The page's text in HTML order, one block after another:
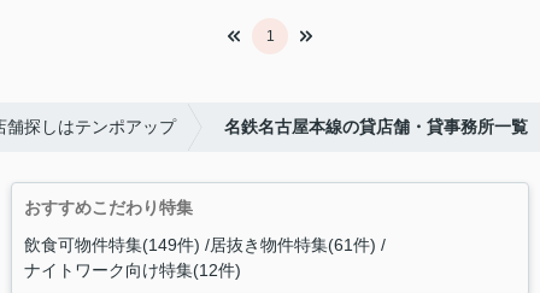
1
舗探しはテンポアップ 名鉄名古屋本線の貸店舗・貸事務所一覧
おすすめこだわり特集
飲食可物件特集(149件) 居抜き物件特集(61件)
ナイトワーク向け特集(12件)